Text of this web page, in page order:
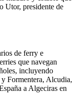
Utor, presidente de
de ferry e
que navegan
incluyendo
Formentera, Alcudia,
a Algeciras en